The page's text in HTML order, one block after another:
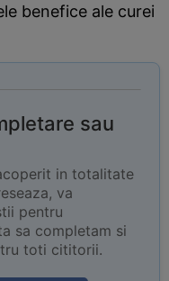
benefice ale curei
sau
in totalitate
va
pentru
sa completam si
toti cititorii.